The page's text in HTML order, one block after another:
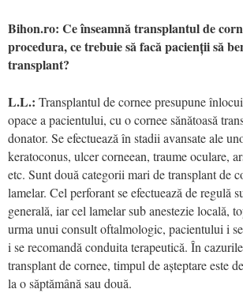
Bihon.ro: Ce înseamnă transplantul de
procedura, ce trebuie să facă pacienții să
transplant?
L.L.: Transplantul de cornee presupune
opace a pacientului, cu o cornee sănătoasă
donator. Se efectuează în stadii avansate ale
keratoconus, ulcer corneean, traume oculare,
etc. Sunt două categorii mari de transplant de
lamelar. Cel perforant se efectuează de regulă
generală, iar cel lamelar sub anestezie locală,
urma unui consult oftalmologic, pacientului i
i se recomandă conduita terapeutică. În
transplant de cornee, timpul de așteptare este
la o săptămână sau două.